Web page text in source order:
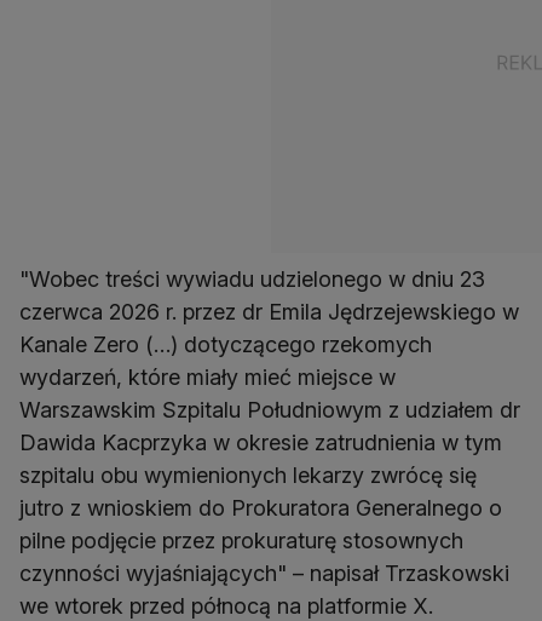
"Wobec treści wywiadu udzielonego w dniu 23
czerwca 2026 r. przez dr Emila Jędrzejewskiego w
Kanale Zero (…) dotyczącego rzekomych
wydarzeń, które miały mieć miejsce w
Warszawskim Szpitalu Południowym z udziałem dr
Dawida Kacprzyka w okresie zatrudnienia w tym
szpitalu obu wymienionych lekarzy zwrócę się
jutro z wnioskiem do Prokuratora Generalnego o
pilne podjęcie przez prokuraturę stosownych
czynności wyjaśniających" – napisał Trzaskowski
we wtorek przed północą na platformie X.